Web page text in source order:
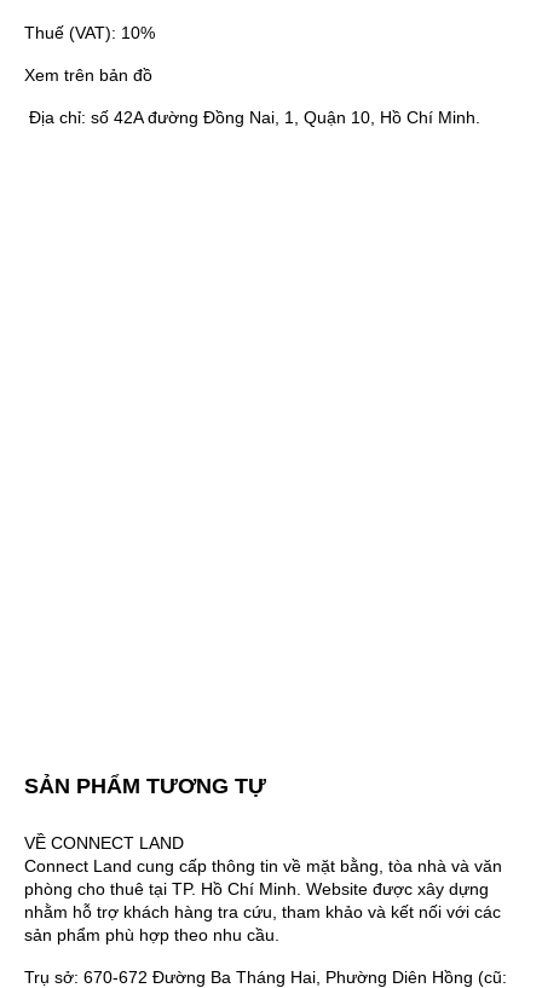
Thuế (VAT): 10%
Xem trên bản đồ
Địa chỉ: số 42A đường Đồng Nai, 1, Quận 10, Hồ Chí Minh.
SẢN PHẨM TƯƠNG TỰ
VỀ CONNECT LAND
Connect Land cung cấp thông tin về mặt bằng, tòa nhà và văn
phòng cho thuê tại TP. Hồ Chí Minh. Website được xây dựng
nhằm hỗ trợ khách hàng tra cứu, tham khảo và kết nối với các
sản phẩm phù hợp theo nhu cầu.
Trụ sở: 670-672 Đường Ba Tháng Hai, Phường Diên Hồng (cũ: